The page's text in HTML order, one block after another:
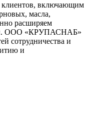
включающим
масла,
расширяем
ООО «КРУПАСНАБ»
сотрудничества и
и